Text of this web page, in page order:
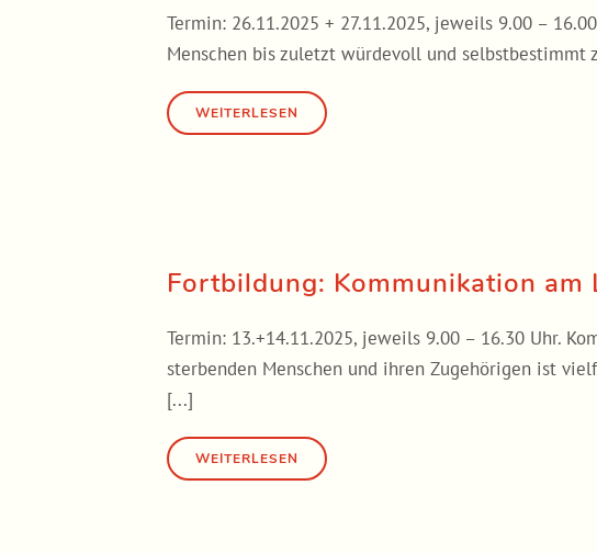
Termin: 26.11.2025 + 27.11.2025, jeweils 9.00 –
Menschen bis zuletzt würdevoll und selbstbestimmt
Fortbildung: Kommunikation am
Termin: 13.+14.11.2025, jeweils 9.00 – 16.30 Uhr.
sterbenden Menschen und ihren Zugehörigen ist
[...]